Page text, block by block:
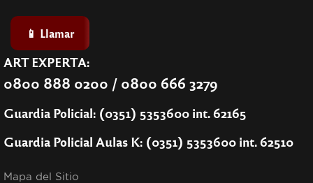
📱 Llamar
ART EXPERTA:
0800 888 0200 / 0800 666 3279
Guardia Policial: (0351) 5353600 int. 62165
Guardia Policial Aulas K: (0351) 5353600 int. 62510
Mapa del Sitio